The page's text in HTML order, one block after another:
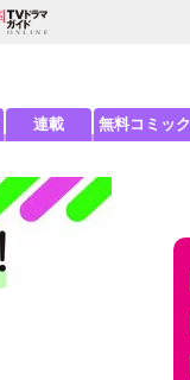
連載 無料コミック